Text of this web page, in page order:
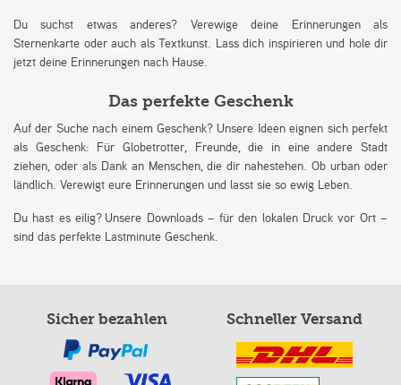
Du suchst etwas anderes? Verewige deine Erinnerungen als
Sternenkarte oder auch als Textkunst. Lass dich inspirieren und hole dir
jetzt deine Erinnerungen nach Hause.
Das perfekte Geschenk
Auf der Suche nach einem Geschenk? Unsere Ideen eignen sich perfekt
als Geschenk: Für Globetrotter, Freunde, die in eine andere Stadt
ziehen, oder als Dank an Menschen, die dir nahestehen. Ob urban oder
ländlich. Verewigt eure Erinnerungen und lasst sie so ewig Leben.
Du hast es eilig? Unsere Downloads – für den lokalen Druck vor Ort –
sind das perfekte Lastminute Geschenk.
Sicher bezahlen Schneller Versand